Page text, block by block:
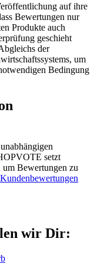
auf ihre
Bewertungen nur
Produkte auch
geschieht
der
um
Bedingung
setzt
um Bewertungen zu
wir Dir: